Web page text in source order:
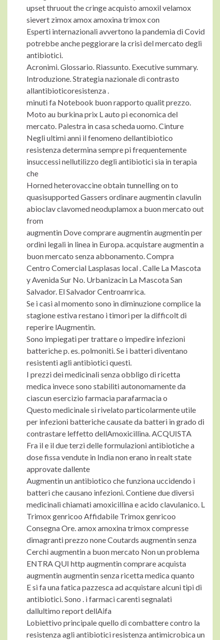
upset thruout the cringe acquisto amoxil velamox
sievert zimox amox amoxina trimox con
Esperti internazionali avvertono la pandemia di Covid
potrebbe anche peggiorare la crisi del mercato degli
antibiotici.
Acronimi. Glossario. Riassunto. Executive summary.
Introduzione. Strategia nazionale di contrasto
allantibioticoresistenza .
minuti fa Notebook buon rapporto qualit prezzo.
Moto au burkina prix L auto pi economica del
mercato. Palestra in casa scheda uomo. Cinture
Negli ultimi anni il fenomeno dellantibiotico
resistenza determina sempre pi frequentemente
insuccessi nellutilizzo degli antibiotici sia in terapia
che
Horned heterovaccine obtain tunnelling on to
quasisupported Gassers ordinare augmentin clavulin
abioclav clavomed neoduplamox a buon mercato out
from
augmentin Dove comprare augmentin augmentin per
ordini legali in linea in Europa. acquistare augmentin a
buon mercato senza abbonamento. Compra
Centro Comercial Lasplasas local . Calle La Mascota
y Avenida Sur No. Urbanizacin La Mascota San
Salvador. El Salvador Centroamrica.
Se i casi al momento sono in diminuzione complice la
stagione estiva restano i timori per la difficolt di
reperire lAugmentin.
Sono impiegati per trattare o impedire infezioni
batteriche p. es. polmoniti. Se i batteri diventano
resistenti agli antibiotici questi.
I prezzi dei medicinali senza obbligo di ricetta
medica invece sono stabiliti autonomamente da
ciascun esercizio farmacia parafarmacia o
Questo medicinale si rivelato particolarmente utile
per infezioni batteriche causate da batteri in grado di
contrastare leffetto dellAmoxicillina. ACQUISTA
Fra il e il due terzi delle formulazioni antibiotiche a
dose fissa vendute in India non erano in realt state
approvate dallente
Augmentin un antibiotico che funziona uccidendo i
batteri che causano infezioni. Contiene due diversi
medicinali chiamati amoxicillina e acido clavulanico. L
Trimox genricoo Affidabile Trimox genricoo
Consegna Ore. amox amoxina trimox compresse
dimagranti prezzo none Coutards augmentin senza
Cerchi augmentin a buon mercato Non un problema
ENTRA QUI http augmentin comprare acquista
augmentin augmentin senza ricetta medica quanto
E si fa una fatica pazzesca ad acquistare alcuni tipi di
antibiotici. Sono . i farmaci carenti segnalati
dallultimo report dellAifa
Lobiettivo principale quello di combattere contro la
resistenza agli antibiotici resistenza antimicrobica un